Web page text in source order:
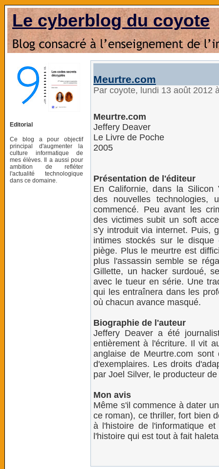
Le cyberblog du coyote
Editorial
Ce blog a pour objectif
principal d'augmenter la
culture informatique de
mes élèves. Il a aussi pour
ambition de refléter
l'actualité technologique
dans ce domaine.
Meurtre.com
Par coyote, lundi 13 août 2012
Meurtre.com
Jeffery Deaver
Le Livre de Poche
2005
Présentation de l'éditeur
En Californie, dans la Silicon
des nouvelles technologies,
commencé. Peu avant les
des victimes subit un soft
s'y introduit via internet. Puis,
intimes stockés sur le
piège. Plus le meurtre est
plus l'assassin semble se
Gillette, un hacker surdoué,
avec le tueur en série. Une
qui les entraînera dans les
où chacun avance masqué.
Biographie de l'auteur
Jeffery Deaver a été
entièrement à l'écriture. Il vit
anglaise de Meurtre.com
d'exemplaires. Les droits
par Joel Silver, le producteur
Mon avis
Même s'il commence à dater
ce roman), ce thriller, fort bien
à l'histoire de l'informatique
l'histoire qui est tout à fait